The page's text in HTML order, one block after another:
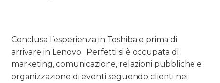
Conclusa l’esperienza in Toshiba e prima di
arrivare in Lenovo, Perfetti si è occupata di
marketing, comunicazione, relazioni pubbliche e
organizzazione di eventi seguendo clienti nei